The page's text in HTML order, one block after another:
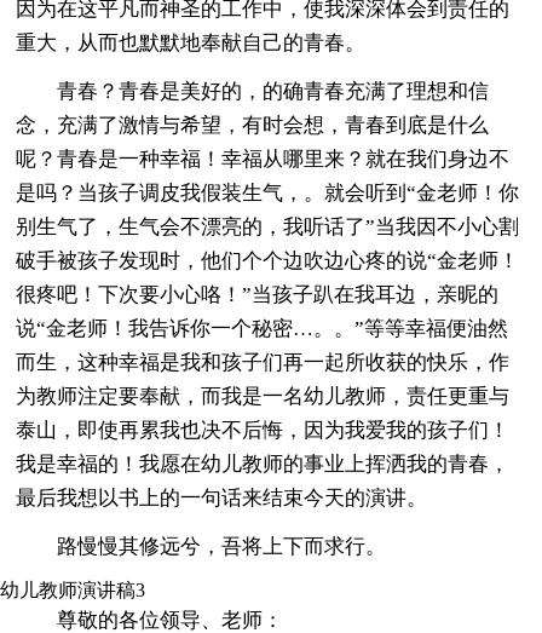
因为在这平凡而神圣的工作中，使我深深体会到责任的
重大，从而也默默地奉献自己的青春。
青春？青春是美好的，的确青春充满了理想和信
念，充满了激情与希望，有时会想，青春到底是什么
呢？青春是一种幸福！幸福从哪里来？就在我们身边不
是吗？当孩子调皮我假装生气，。就会听到“金老师！你
别生气了，生气会不漂亮的，我听话了”当我因不小心割
破手被孩子发现时，他们个个边吹边心疼的说“金老师！
很疼吧！下次要小心咯！”当孩子趴在我耳边，亲昵的
说“金老师！我告诉你一个秘密…。。”等等幸福便油然
而生，这种幸福是我和孩子们再一起所收获的快乐，作
为教师注定要奉献，而我是一名幼儿教师，责任更重与
泰山，即使再累我也决不后悔，因为我爱我的孩子们！
我是幸福的！我愿在幼儿教师的事业上挥洒我的青春，
最后我想以书上的一句话来结束今天的演讲。
路慢慢其修远兮，吾将上下而求行。
幼儿教师演讲稿3
尊敬的各位领导、老师：